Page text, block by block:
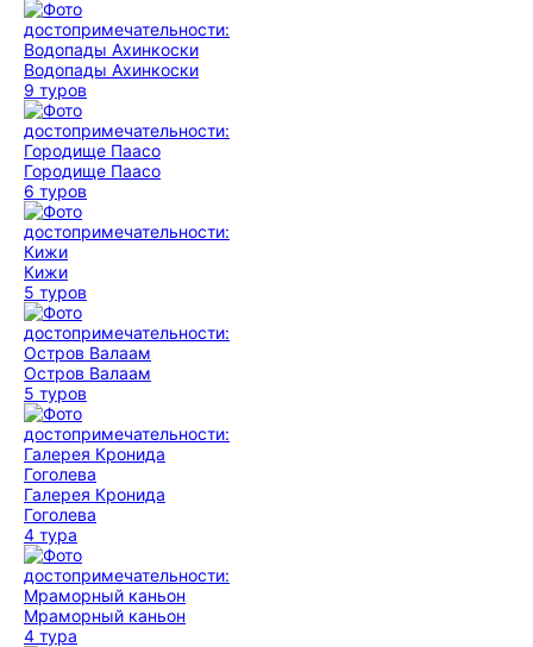
Водопады Ахинкоски
9 туров
Городище Паасо
6 туров
Кижи
5 туров
Остров Валаам
5 туров
Галерея Кронида
Гоголева
4 тура
Мраморный каньон
4 тура